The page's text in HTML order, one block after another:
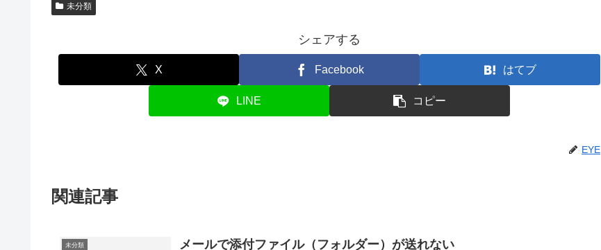
未分類
シェアする
X Facebook はてブ
LINE コピー
EYE
関連記事
未分類 メールで添付ファイル（フォルダー）が送れない